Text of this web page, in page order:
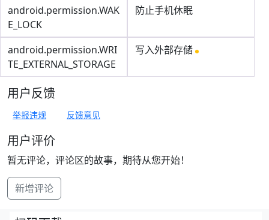
android.permission.WAK
E_LOCK
防止手机休眠
android.permission.WRI
TE_EXTERNAL_STORAGE
写入外部存储
用户反馈
举报违规 反馈意见
用户评价
暂无评论，评论区的故事，期待从您开始！
新增评论